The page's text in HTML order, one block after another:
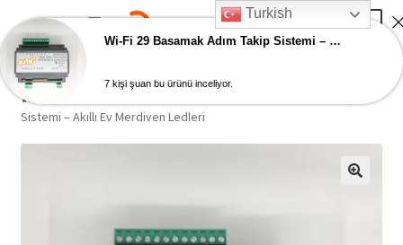
Skip
to
navigation
Skip
to
content
Menu
Ana Sayfa
Sistemi – Akıllı Ev Merdiven Ledleri
Turkish
Wi-Fi 29 Basamak Adım Takip Sistemi – Akıllı Ev Merdiven Ledleri
7 kişi şuan bu ürünü inceliyor.